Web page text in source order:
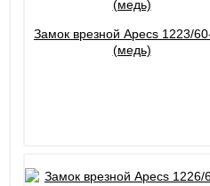
Замок врезной Apecs 1223/
(медь)